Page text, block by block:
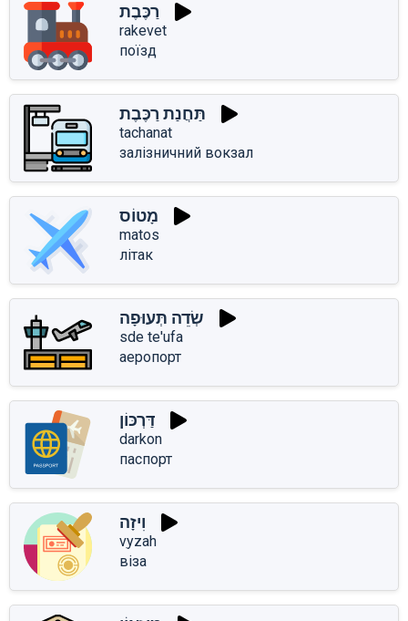
רַכֶּבֶת
rakevet
поїзд
תַּחֲנַת רַכֶּבֶת
tachanat
залізничний вокзал
מָטוֹס
matos
літак
שְׂדֵה תְּעוּפָה
sde te'ufa
аеропорт
דַּרְכּוֹן
darkon
паспорт
וִיזָה
vִyzah
віза